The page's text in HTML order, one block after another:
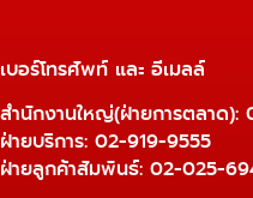
เบอร์โทรศัพท์ และ อีเมลล์
สำนักงานใหญ่(ฝ่ายการตลาด):
ฝ่ายบริการ: 02-919-9555
ฝ่ายลูกค้าสัมพันธ์: 02-025-